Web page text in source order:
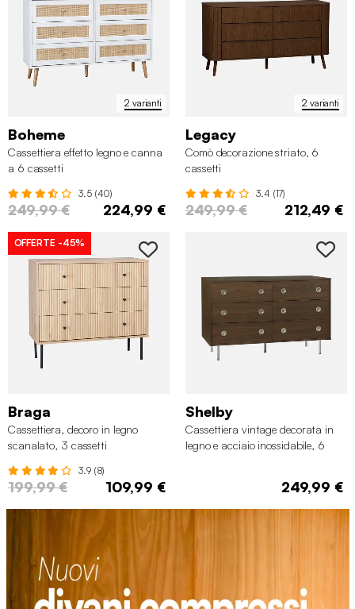
2 varianti
Boheme
Cassettiera effetto legno e canna
a 6 cassetti
3.5 (40)
249,99 € 224,99 €
2 varianti
Legacy
Comò decorazione striato, 6
cassetti
3.4 (17)
249,99 € 212,49 €
OFFERTE -45%
Braga
Cassettiera, decoro in legno
scanalato, 3 cassetti
3.9 (8)
199,99 € 109,99 €
Shelby
Cassettiera vintage decorata in
legno e acciaio inossidabile, 6
249,99 €